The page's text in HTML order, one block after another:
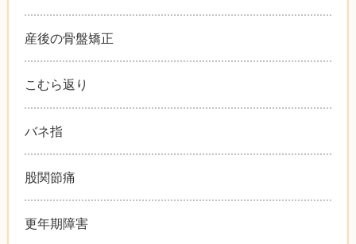
産後の骨盤矯正
こむら返り
バネ指
股関節痛
更年期障害